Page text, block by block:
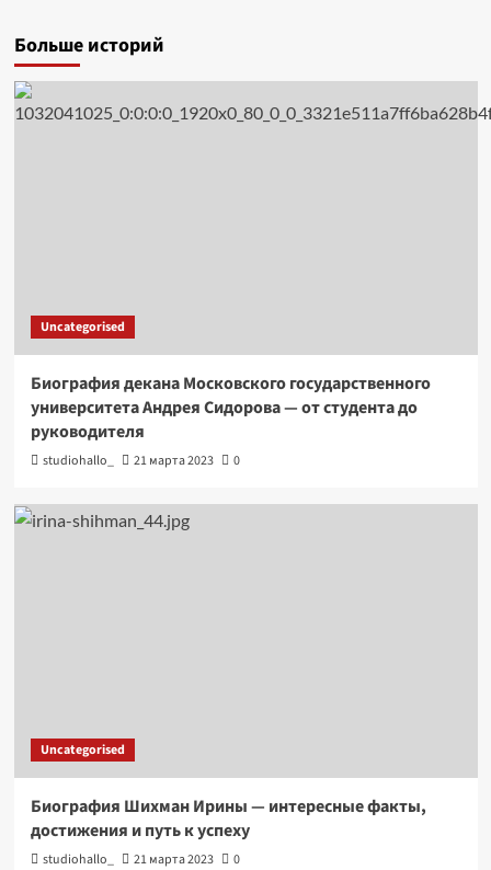
Больше историй
Uncategorised
Биография декана Московского государственного
университета Андрея Сидорова — от студента до
руководителя
studiohallo_ 21 марта 2023 0
Uncategorised
Биография Шихман Ирины — интересные факты,
достижения и путь к успеху
studiohallo_ 21 марта 2023 0